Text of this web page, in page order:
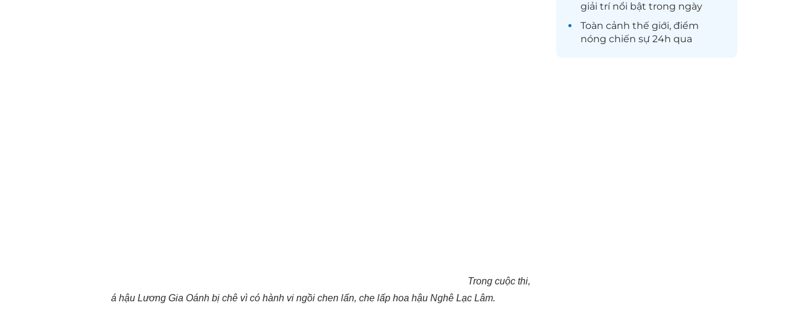
Trong cuộc thi,
á hậu Lương Gia Oánh bị chê vì có hành vi ngồi chen lấn, che lấp hoa hậu Nghê Lạc Lâm.
giải trínổi bật trong ngày
Toàn cảnh thế giới, điểm
nóng chiến sự 24h qua